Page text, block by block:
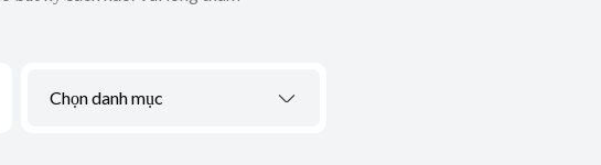
Chọn danh mục